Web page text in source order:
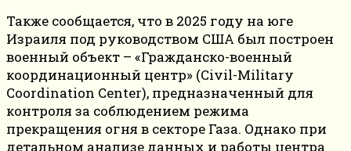
Также сообщается, что в 2025 году на юге
Израиля под руководством США был построен
военный объект – «Гражданско-военный
координационный центр» (Civil-Military
Coordination Center), предназначенный для
контроля за соблюдением режима
прекращения огня в секторе Газа. Однако при
детальном анализе данных и работы центра